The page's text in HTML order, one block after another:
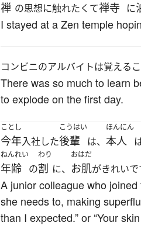
禅 の思想に触れたくて禅寺 に
I stayed at a Zen temple
コンビニのアルバイトは覚えるこ
There was so much to learn
to explode on the first day.
ことし
今年入社した
こうはい
後輩 は、
ほんにん
本人
ねんれい
年齢 の
わり
割 に、
おはだ
お肌がきれい
A junior colleague who
she needs to, making
than I expected.” or “Your